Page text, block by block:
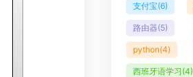
支付宝(6)
路由器(5)
python(4)
西班牙语学习(4)